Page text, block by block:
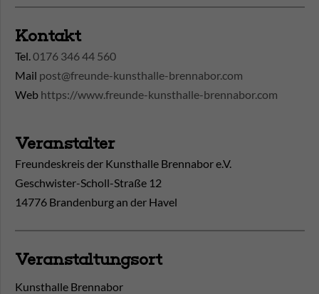
Kontakt
Tel.0176 346 44 560
Mail post@freunde-kunsthalle-brennabor.com
Web https://www.freunde-kunsthalle-brennabor.com
Veranstalter
Freundeskreis der Kunsthalle Brennabor e.V.
Geschwister-Scholl-Straße 12
14776 Brandenburg an der Havel
Veranstaltungsort
Kunsthalle Brennabor